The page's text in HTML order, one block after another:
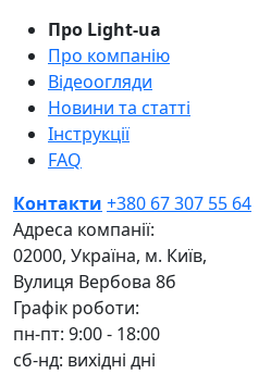
Про Light-ua
Про компанію
Відеоогляди
Новини та статті
Інструкції
FAQ
Контакти +380 67 307 55 64
Адреса компанії:
02000, Україна, м. Київ,
Вулиця Вербова 8б
Графік роботи:
пн-пт: 9:00 - 18:00
сб-нд: вихідні дні